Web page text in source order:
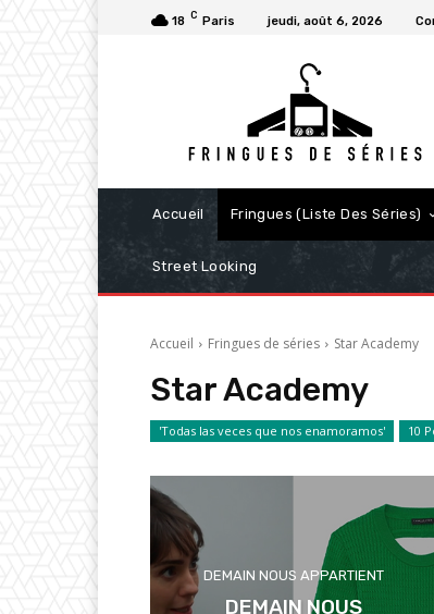
18 C Paris jeudi, août 6, 2026
Accueil Fringues (Liste Des Séries)
Street Looking
Accueil Fringues de séries Star Academy
Star Academy
'Todas las veces que nos enamoramos' 10
DEMAIN NOUS APPARTIENT
DEMAIN NOUS